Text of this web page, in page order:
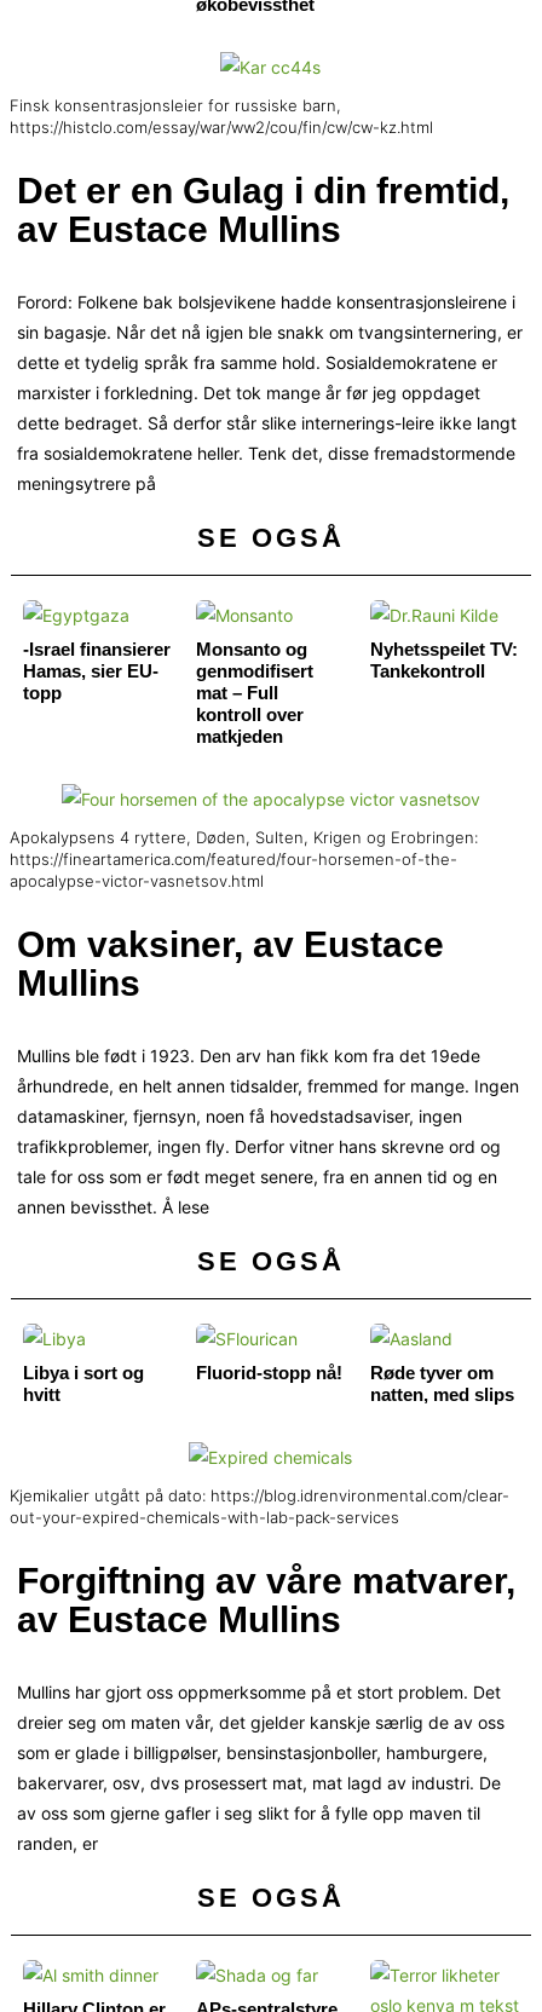
økobevissthet
Finsk konsentrasjonsleier for russiske barn,
https://histclo.com/essay/war/ww2/cou/fin/cw/cw-kz.html
Det er en Gulag i din fremtid,
av Eustace Mullins
Forord: Folkene bak bolsjevikene hadde konsentrasjonsleirene i
sin bagasje. Når det nå igjen ble snakk om tvangsinternering, er
dette et tydelig språk fra samme hold. Sosialdemokratene er
marxister i forkledning. Det tok mange år før jeg oppdaget
dette bedraget. Så derfor står slike internerings-leire ikke langt
fra sosialdemokratene heller. Tenk det, disse fremadstormende
meningsytrere på
SE OGSÅ
-Israel finansierer
Hamas, sier EU-
topp
Monsanto og
genmodifisert
mat – Full
kontroll over
matkjeden
Nyhetsspeilet TV:
Tankekontroll
Apokalypsens 4 ryttere, Døden, Sulten, Krigen og Erobringen:
https://fineartamerica.com/featured/four-horsemen-of-the-
apocalypse-victor-vasnetsov.html
Om vaksiner, av Eustace
Mullins
Mullins ble født i 1923. Den arv han fikk kom fra det 19ede
århundrede, en helt annen tidsalder, fremmed for mange. Ingen
datamaskiner, fjernsyn, noen få hovedstadsaviser, ingen
trafikkproblemer, ingen fly. Derfor vitner hans skrevne ord og
tale for oss som er født meget senere, fra en annen tid og en
annen bevissthet. Å lese
SE OGSÅ
Libya i sort og
hvitt
Fluorid-stopp nå!
Røde tyver om
natten, med slips
Kjemikalier utgått på dato: https://blog.idrenvironmental.com/clear-
out-your-expired-chemicals-with-lab-pack-services
Forgiftning av våre matvarer,
av Eustace Mullins
Mullins har gjort oss oppmerksomme på et stort problem. Det
dreier seg om maten vår, det gjelder kanskje særlig de av oss
som er glade i billigpølser, bensinstasjonboller, hamburgere,
bakervarer, osv, dvs prosessert mat, mat lagd av industri. De
av oss som gjerne gafler i seg slikt for å fylle opp maven til
randen, er
SE OGSÅ